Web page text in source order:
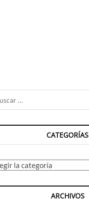
CATEGORÍAS
ARCHIVOS